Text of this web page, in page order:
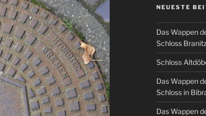
NEUESTE
Das Wappen
Schloss
Schloss
Das Wappen
Schloss in
Das Wappen